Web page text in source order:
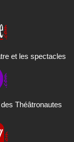
et les spectacles
Théâtronautes